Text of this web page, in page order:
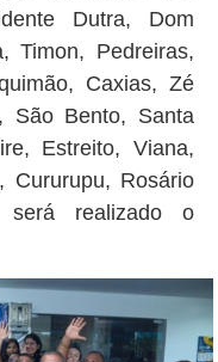
Dutra, Dom
Timon, Pedreiras,
Caxias, Zé
São Bento, Santa
Estreito, Viana,
Cururupu, Rosário
será realizado o